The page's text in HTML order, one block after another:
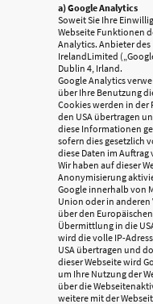
a) Google Analytics
Soweit Sie Ihre
Webseite Funktionen
Analytics. Anbieter des
IrelandLimited
Dublin 4, Irland.
Google Analytics
über Ihre Benutzung
Cookies werden in der
den USA übertragen
diese Informationen
sofern dies gesetzlich
diese Daten im Auftrag
Wir haben auf dieser
Anonymisierung
Google innerhalb von
Union oder in anderen
über den
Übermittlung in die
wird die volle IP-
USA übertragen und
dieser Webseite wird
um Ihre Nutzung der
über die
weitere mit der